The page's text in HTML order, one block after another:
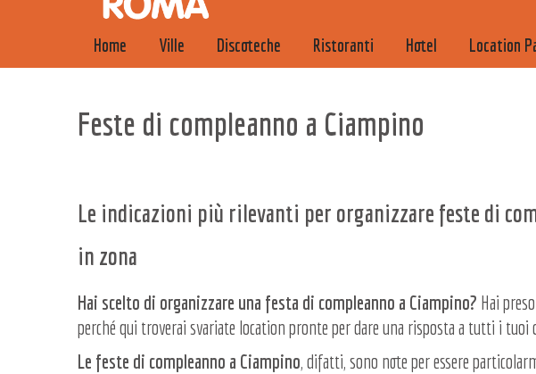
Home Ville Discoteche Ristoranti Hotel Location
Feste di compleanno a Ciampino
Le indicazioni più rilevanti per organizzare feste di
in zona
Hai scelto di organizzare una festa di compleanno a Ciampino? Hai
perché qui troverai svariate location pronte per dare una risposta a tutti i tuoi
Le feste di compleanno a Ciampino, difatti, sono note per essere